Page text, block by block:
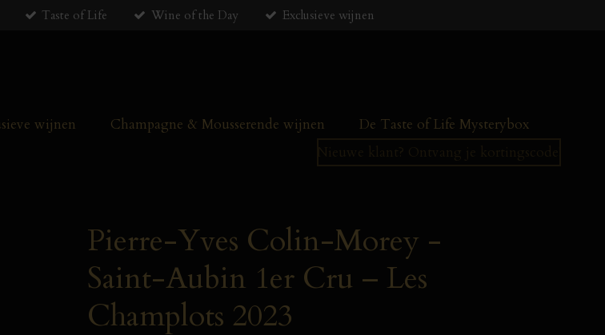
Taste of Life Wine of the Day Exclusieve wijnen
wijnen Champagne & Mousserende wijnen
De Taste of Life Mysterybox
Pierre-Yves Colin-Morey -
Saint-Aubin 1er Cru – Les
Champlots 2023